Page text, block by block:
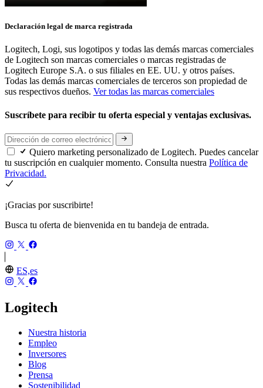
Declaración legal de marca registrada
Logitech, Logi, sus logotipos y todas las demás marcas comerciales
de Logitech son marcas comerciales o marcas registradas de
Logitech Europe S.A. o sus filiales en EE. UU. y otros países.
Todas las demás marcas comerciales de terceros son propiedad de
sus respectivos dueños. Ver todas las marcas comerciales
Suscríbete para recibir tu oferta especial y ventajas exclusivas.
Quiero marketing personalizado de Logitech. Puedes cancelar
tu suscripción en cualquier momento. Consulta nuestra Política de
Privacidad.
¡Gracias por suscribirte!
Busca tu oferta de bienvenida en tu bandeja de entrada.
ES,es
Logitech
Nuestra historia
Empleo
Inversores
Blog
Prensa
Sostenibilidad